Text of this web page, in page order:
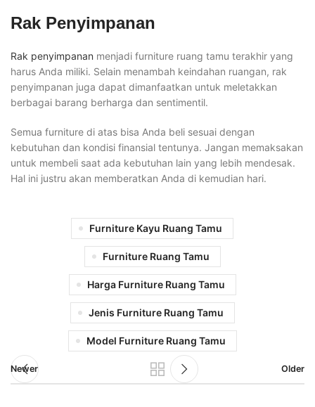
Rak Penyimpanan
Rak penyimpanan menjadi furniture ruang tamu terakhir yang
harus Anda miliki. Selain menambah keindahan ruangan, rak
penyimpanan juga dapat dimanfaatkan untuk meletakkan
berbagai barang berharga dan sentimentil.
Semua furniture di atas bisa Anda beli sesuai dengan
kebutuhan dan kondisi finansial tentunya. Jangan memaksakan
untuk membeli saat ada kebutuhan lain yang lebih mendesak.
Hal ini justru akan memberatkan Anda di kemudian hari.
Furniture Kayu Ruang Tamu
Furniture Ruang Tamu
Harga Furniture Ruang Tamu
Jenis Furniture Ruang Tamu
Model Furniture Ruang Tamu
Newer Older